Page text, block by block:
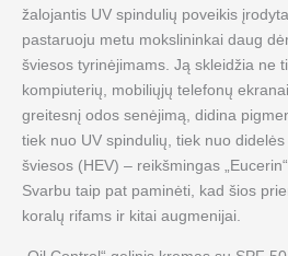
žalojantis UV spindulių poveikis
pastaruoju metu mokslininkai daug
šviesos tyrinėjimams. Ją skleidžia ne
kompiuterių, mobiliųjų telefonų
greitesnį odos senėjimą, didina
tiek nuo UV spindulių, tiek nuo
šviesos (HEV) – reikšmingas
Svarbu taip pat paminėti, kad šios
koralų rifams ir kitai augmenijai.